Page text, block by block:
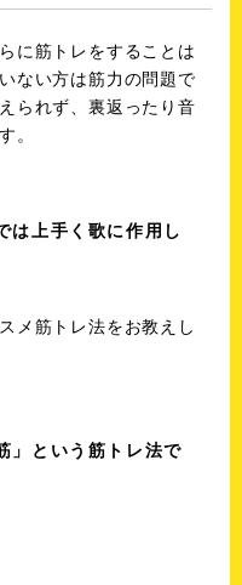
に筋トレをすることは
ない方は筋力の問題で
られず、裏返ったり音
。
は上手く歌に作用し
メ筋トレ法をお教えし
」という筋トレ法で